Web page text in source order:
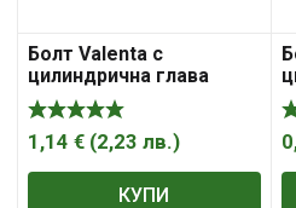
Болт Valenta с
цилиндрична глава
вътрешен шестостен
поцинкован M16x80 мм,
2 мм, DIN 912
1,14 € (2,23 лв.)
КУПИ